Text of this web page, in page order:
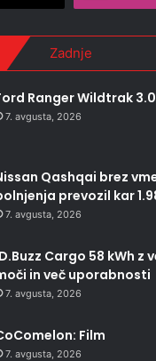
Zadnje
Ranger Wildtrak 3.0
7. avgusta, 2026
Qashqai brez
prevozil kar
7. avgusta, 2026
Cargo 58 kWh z
in več uporabnosti
7. avgusta, 2026
Film
7. avgusta, 2026